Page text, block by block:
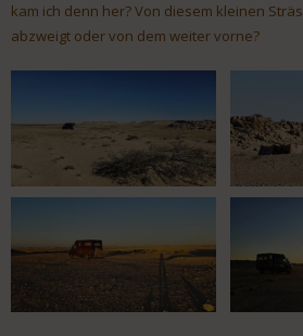
kam ich denn her? Von diesem kleinen
abzweigt oder von dem weiter vorne?